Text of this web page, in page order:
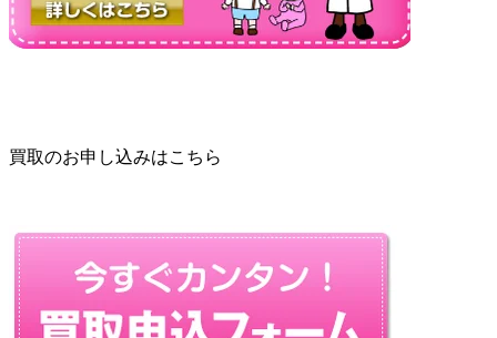
買取のお申し込みはこちら